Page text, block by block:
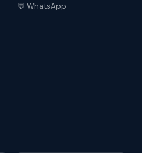
💬 WhatsApp